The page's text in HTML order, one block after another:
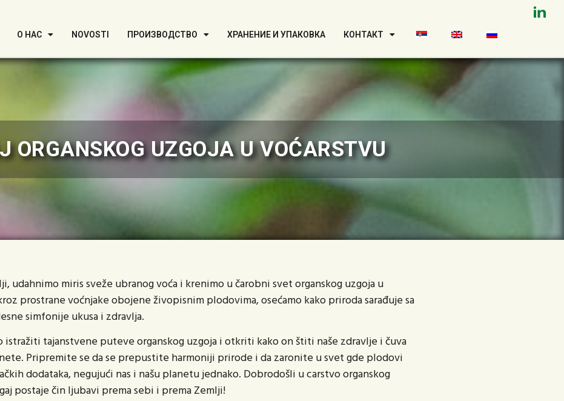
О НАС NOVOSTI ПРОИЗВОДСТВО ХРАНЕНИЕ И УПАКОВКА КОНТАКТ
ORGANSKOG UZGOJA U VOĆARSTVU
udahnimo miris sveže ubranog voća i krenimo u čarobni svet organskog uzgoja u
prostrane voćnjake obojene živopisnim plodovima, osećamo kako priroda sarađuje sa
simfonije ukusa i zdravlja.
istražiti tajanstvene puteve organskog uzgoja i otkriti kako on štiti naše zdravlje i čuva
Pripremite se da se prepustite harmoniji prirode i da zaronite u svet gde plodovi
dodataka, negujući nas i našu planetu jednako. Dobrodošli u carstvo organskog
postaje čin ljubavi prema sebi i prema Zemlji!